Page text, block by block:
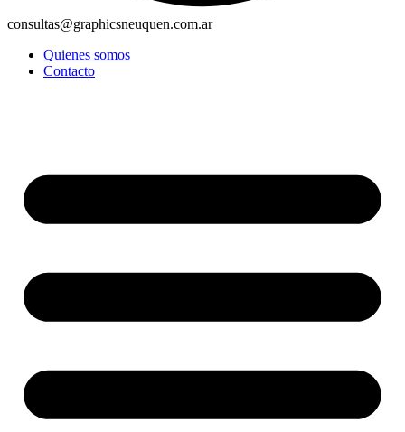
consultas@graphicsneuquen.com.ar
Quienes somos
Contacto